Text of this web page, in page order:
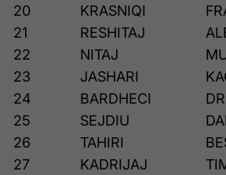
20
KRASNIQI
21
RESHITAJ
22
NITAJ
23
JASHARI
24
BARDHECI
25
SEJDIU
26
TAHIRI
27
KADRIJAJ